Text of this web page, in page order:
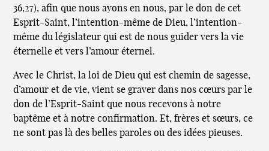
36,27), afin que nous ayons en nous, par le don de cet
Esprit-Saint, l’intention-même de Dieu, l’intention-
même du législateur qui est de nous guider vers la vie
éternelle et vers l’amour éternel.
Avec le Christ, la loi de Dieu qui est chemin de sagesse,
d’amour et de vie, vient se graver dans nos cœurs par le
don de l’Esprit-Saint que nous recevons à notre
baptême et à notre confirmation. Et, frères et sœurs, ce
ne sont pas là des belles paroles ou des idées pieuses.